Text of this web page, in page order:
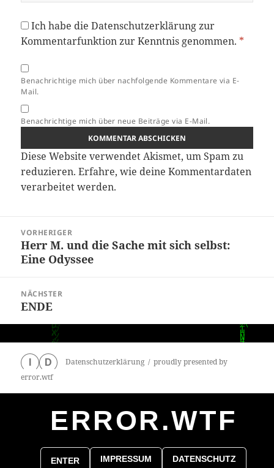
Ich habe dieDatenschutzerklärungzur
Kommentarfunktion zur Kenntnis genommen. *
Benachrichtige mich über nachfolgende Kommentare via E-
Mail.
Benachrichtige mich über neue Beiträge via E-Mail.
Diese Website verwendet Akismet, um Spam zu
reduzieren.Erfahre, wie deine Kommentardaten
verarbeitet werden.
VORHERIGER
Vorheriger
Beitrag:
Herr M. und die Sache mit sich selbst:
Eine Odyssee
NÄCHSTER
Nächster
Beitrag:
ENDE
D Datenschutzerklärung
proudly presented by
error.wtf
ERROR.WTF
ENTER IMPRESSUM DATENSCHUTZ